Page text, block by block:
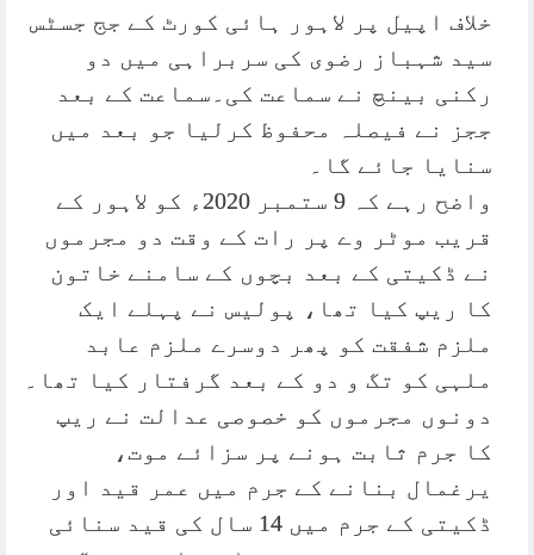
خلاف اپیل پر لاہور ہائی کورٹ کے جج جسٹس
سید شہباز رضوی کی سربراہی میں دو
رکنی بینچ نے سماعت کی۔سماعت کے بعد
ججز نے فیصلہ محفوظ کرلیا جو بعد میں
سنایا جائے گا۔
واضح رہے کہ 9 ستمبر 2020ء کو لاہور کے
قریب موٹر وے پر رات کے وقت دو مجرموں
نے ڈکیتی کے بعد بچوں کے سامنے خاتون
کا ریپ کیا تھا، پولیس نے پہلے ایک
ملزم شفقت کو پھر دوسرے ملزم عابد
ملہی کو تگ و دو کے بعد گرفتار کیا تھا۔
دونوں مجرموں کو خصوصی عدالت نے ریپ
کا جرم ثابت ہونے پر سزائے موت،
یرغمال بنانے کے جرم میں عمر قید اور
ڈکیتی کے جرم میں 14 سال کی قید سنائی